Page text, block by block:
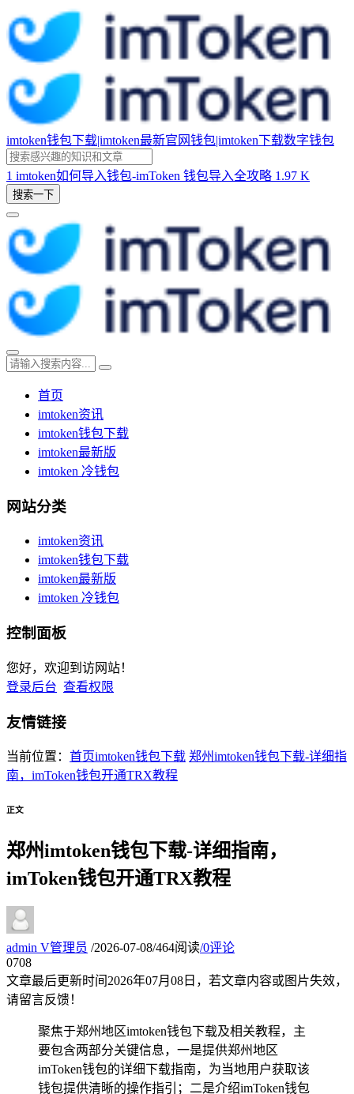
imtoken钱包下载|imtoken最新官网钱包|imtoken下载数字钱包
1 imtoken如何导入钱包-imToken 钱包导入全攻略 1.97 K
搜索一下
首页
imtoken资讯
imtoken钱包下载
imtoken最新版
imtoken 冷钱包
网站分类
imtoken资讯
imtoken钱包下载
imtoken最新版
imtoken 冷钱包
控制面板
您好，欢迎到访网站！
登录后台 查看权限
友情链接
当前位置： 首页imtoken钱包下载 郑州imtoken钱包下载-详细指
南，imToken钱包开通TRX教程
正文
郑州imtoken钱包下载-详细指南，
imToken钱包开通TRX教程
admin V管理员 /2026-07-08/464阅读/0评论
0708
文章最后更新时间 2026年07月08日 ，若文章内容或图片失效，
请留言反馈！
聚焦于郑州地区imtoken钱包下载及相关教程，主
要包含两部分关键信息，一是提供郑州地区
imToken钱包的详细下载指南，为当地用户获取该
钱包提供清晰的操作指引；二是介绍imToken钱包